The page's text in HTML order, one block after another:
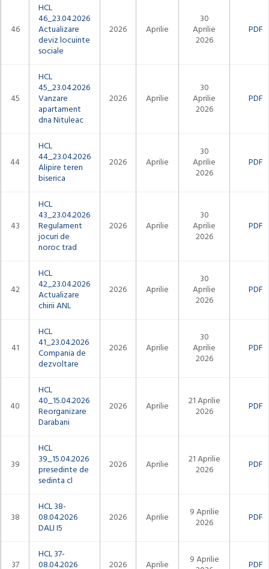
46
HCL
46_23.04.2026
Actualizare
deviz locuinte
sociale
2026 Aprilie
30
Aprilie
2026
PDF
45
HCL
45_23.04.2026
Vanzare
apartament
dna Nituleac
2026 Aprilie
30
Aprilie
2026
PDF
44
HCL
44_23.04.2026
Alipire teren
biserica
2026 Aprilie
30
Aprilie
2026
PDF
43
HCL
43_23.04.2026
Regulament
jocuri de
noroc trad
2026 Aprilie
30
Aprilie
2026
PDF
42
HCL
42_23.04.2026
Actualizare
chirii ANL
2026 Aprilie
30
Aprilie
2026
PDF
41
HCL
41_23.04.2026
Compania de
dezvoltare
2026 Aprilie
30
Aprilie
2026
PDF
40
HCL
40_15.04.2026
Reorganizare
Darabani
2026 Aprilie 21 Aprilie
2026 PDF
39
HCL
39_15.04.2026
presedinte de
sedinta cl
2026 Aprilie 21 Aprilie
2026 PDF
38
HCL 38-
08.04.2026
DALI I5
2026 Aprilie 9 Aprilie
2026 PDF
37
HCL 37-
08.04.2026 2026 Aprilie 9 Aprilie PDF